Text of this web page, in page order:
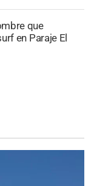
que
en Paraje El